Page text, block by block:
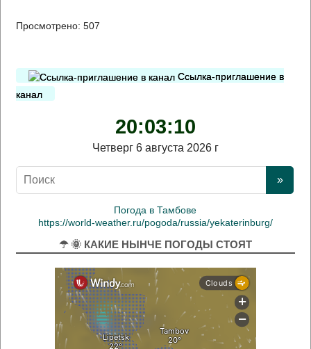
Просмотрено:507
Ссылка-приглашение в
канал
20:03:10
Четверг 6 августа 2026 г
Погода в Тамбове
https://world-weather.ru/pogoda/russia/yekaterinburg/
☂ 🌞 КАКИЕ НЫНЧЕ ПОГОДЫ СТОЯТ